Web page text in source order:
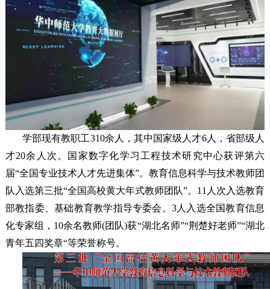
学部现有教职工310余人，其中国家级人才6人，省部级人
才20余人次。国家数字化学习工程技术研究中心获评第六
届“全国专业技术人才先进集体”。教育信息科学与技术教师团
队入选第三批“全国高校黄大年式教师团队”。11人次入选教育
部教指委、基础教育教学指导专委会。3人入选全国教育信息
化专家组，10余名教师(团队)获“湖北名师”“荆楚好老师”“湖北
青年五四奖章“等荣誉称号。